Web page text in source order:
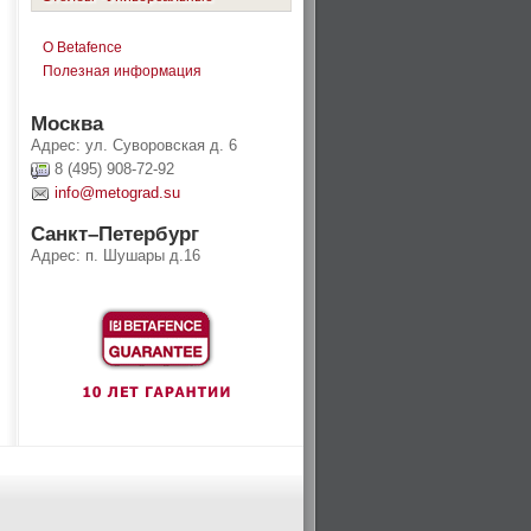
О Betafence
Полезная информация
Москва
Адрес: ул. Суворовская д. 6
8 (495) 908-72-92
info@metograd.su
Санкт–Петербург
Адрес: п. Шушары д.16